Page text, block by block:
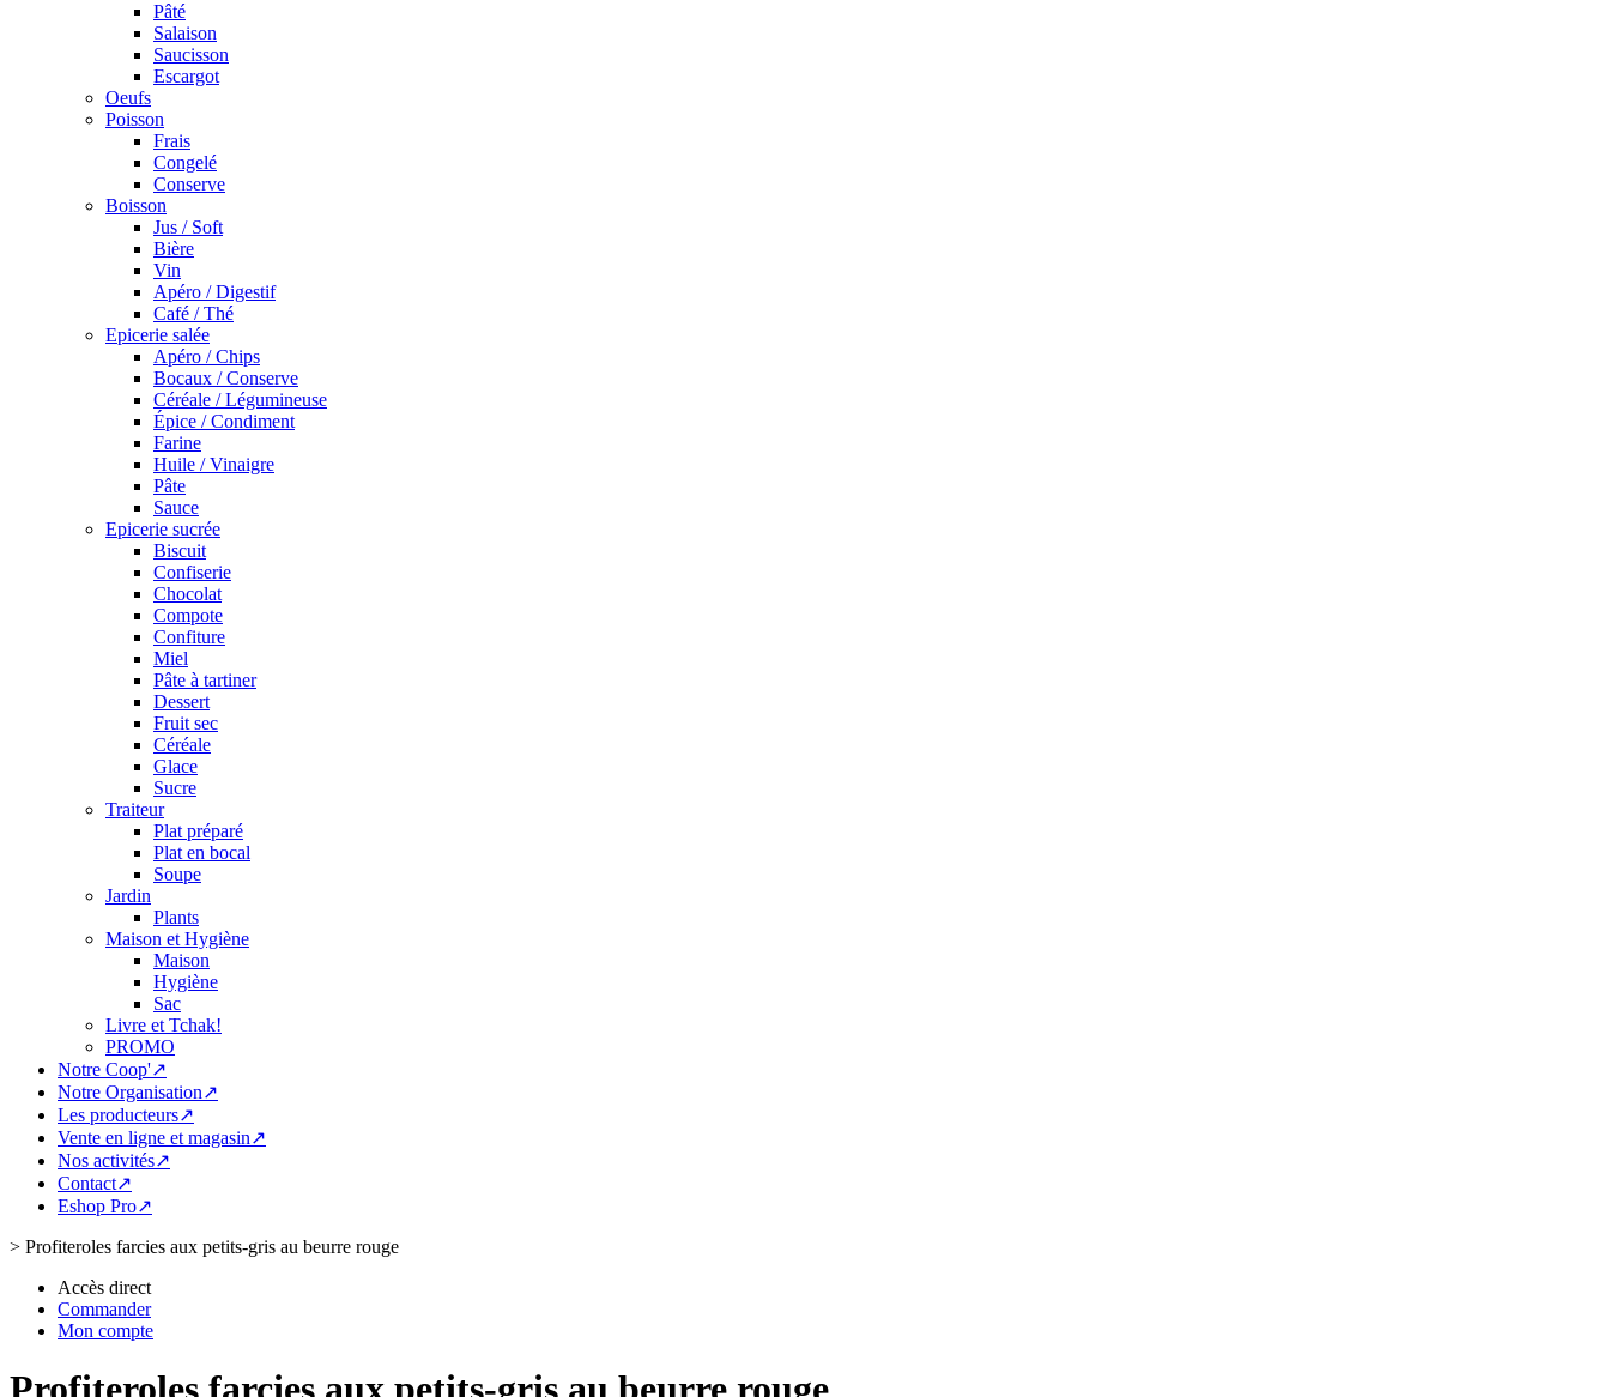
Pâté
Salaison
Saucisson
Escargot
Oeufs
Poisson
Frais
Congelé
Conserve
Boisson
Jus / Soft
Bière
Vin
Apéro / Digestif
Café / Thé
Epicerie salée
Apéro / Chips
Bocaux / Conserve
Céréale / Légumineuse
Épice / Condiment
Farine
Huile / Vinaigre
Pâte
Sauce
Epicerie sucrée
Biscuit
Confiserie
Chocolat
Compote
Confiture
Miel
Pâte à tartiner
Dessert
Fruit sec
Céréale
Glace
Sucre
Traiteur
Plat préparé
Plat en bocal
Soupe
Jardin
Plants
Maison et Hygiène
Maison
Hygiène
Sac
Livre et Tchak!
PROMO
Notre Coop'↗
Notre Organisation↗
Les producteurs↗
Vente en ligne et magasin↗
Nos activités↗
Contact↗
Eshop Pro↗
> Profiteroles farcies aux petits-gris au beurre rouge
Accès direct
Commander
Mon compte